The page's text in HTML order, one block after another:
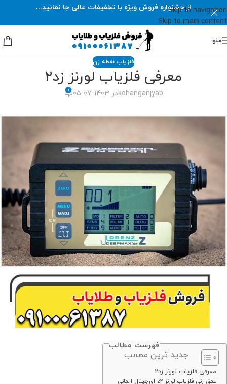
Skip to navigation
Skip to main content
از جشنواره فروش ویژه با تخفیفات عالی جا نمانید...
منو
فلزیاب نقطه زن
معرفی فلزیاب لورنز زد۲
kohanganjyabدر 1403-07-05 0
فهرست مطالب
جدید ترین مطالب
معرفی فلزیاب لورنز زد۲
عمق زنی فلزیاب لورنز z2 اورجینال آلمانی